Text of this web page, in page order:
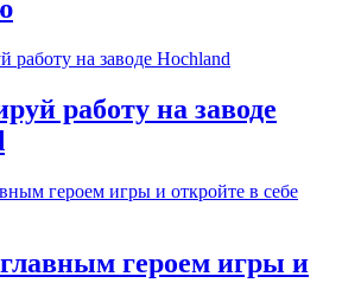
работу на заводе
героем игры и